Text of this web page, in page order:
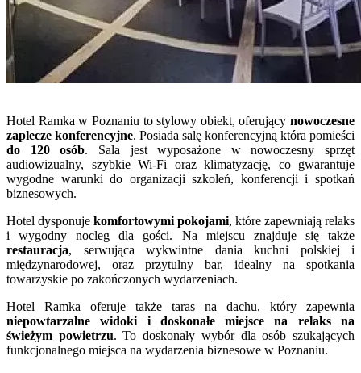
Hotel Ramka w Poznaniu to stylowy obiekt, oferujący nowoczesne
zaplecze konferencyjne. Posiada salę konferencyjną która pomieści
do 120 osób. Sala jest wyposażone w nowoczesny sprzęt
audiowizualny, szybkie Wi-Fi oraz klimatyzację, co gwarantuje
wygodne warunki do organizacji szkoleń, konferencji i spotkań
biznesowych.
Hotel dysponuje komfortowymi pokojami, które zapewniają relaks
i wygodny nocleg dla gości. Na miejscu znajduje się także
restauracja, serwująca wykwintne dania kuchni polskiej i
międzynarodowej, oraz przytulny bar, idealny na spotkania
towarzyskie po zakończonych wydarzeniach.
Hotel Ramka oferuje także taras na dachu, który zapewnia
niepowtarzalne widoki i doskonałe miejsce na relaks na
świeżym powietrzu. To doskonały wybór dla osób szukających
funkcjonalnego miejsca na wydarzenia biznesowe w Poznaniu.